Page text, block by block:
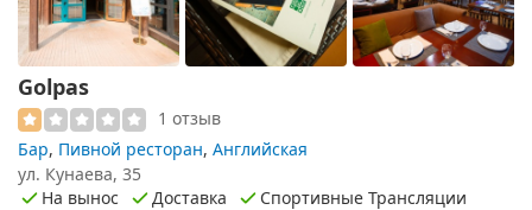
Golpas
1 отзыв
Бар, Пивной ресторан, Английская
ул. Кунаева, 35
На вынос
Доставка Спортивные Трансляции